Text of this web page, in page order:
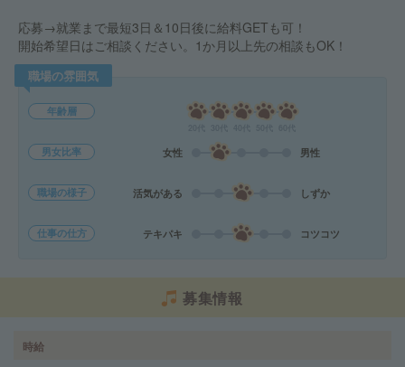
応募→就業まで最短3日＆10日後に給料GETも可！
開始希望日はご相談ください。1か月以上先の相談もOK！
職場の雰囲気
年齢層
男女比率 女性 男性
職場の様子 活気がある しずか
仕事の仕方 テキパキ コツコツ
募集情報
時給